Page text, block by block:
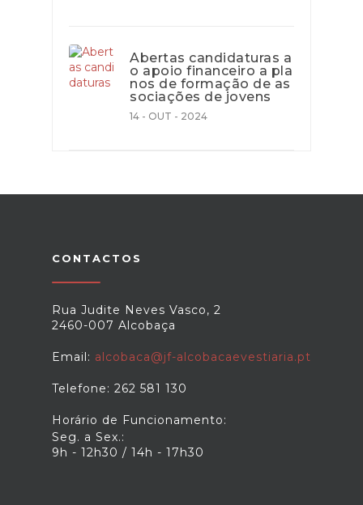
Abertas candidaturas a
o apoio financeiro a pla
nos de formação de as
sociações de jovens
14 - OUT - 2024
CONTACTOS
Rua Judite Neves Vasco, 2
2460-007 Alcobaça
Email: alcobaca@jf-alcobacaevestiaria.pt
Telefone: 262 581 130
Horário de Funcionamento:
Seg. a Sex.:
9h - 12h30 / 14h - 17h30